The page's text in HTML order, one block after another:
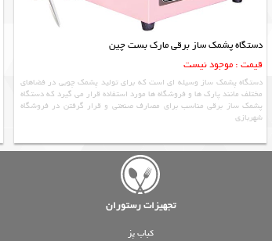
دستگاه پشمک ساز برقی مارک بست چین
قیمت : موجود نیست
دستگاه پشمک ساز وسیله ای است که برای تولید پشمک چوبی در فضاهای
مختلف مانند پارک ها و فروشگاه ها مورد استفاده قرار می گیرد که دستگاه
پشمک ساز برقی مناسب برای مصارف صنعتی و قرار گرفتن در فروشگاه
شهربازی
تجهیزات رستوران
کباب پز